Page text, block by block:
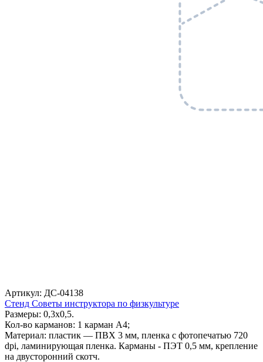
Артикул: ДС-04138
Стенд Советы инструктора по физкультуре
Размеры: 0,3х0,5.
Кол-во карманов: 1 карман А4;
Материал: пластик — ПВХ 3 мм, пленка с фотопечатью 720
dpi, ламинирующая пленка. Карманы - ПЭТ 0,5 мм, крепление
на двусторонний скотч.